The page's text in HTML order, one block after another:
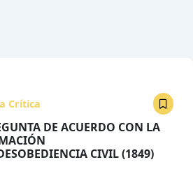
Crítica
DE ACUERDO CON LA
CIVIL (1849)